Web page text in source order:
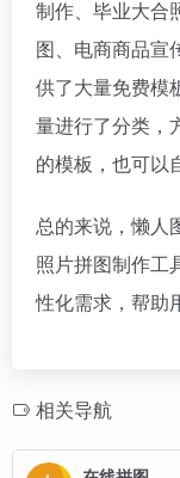
制作、毕业大合
图、电商商品宣
供了大量免费模
量进行了分类，
的模板，也可以
总的来说，懒人
照片拼图制作工
性化需求，帮助
相关导航